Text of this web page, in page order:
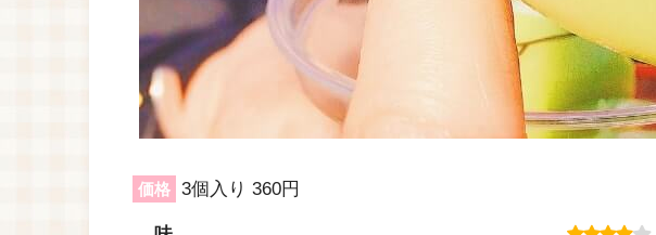
価格 3個入り 360円